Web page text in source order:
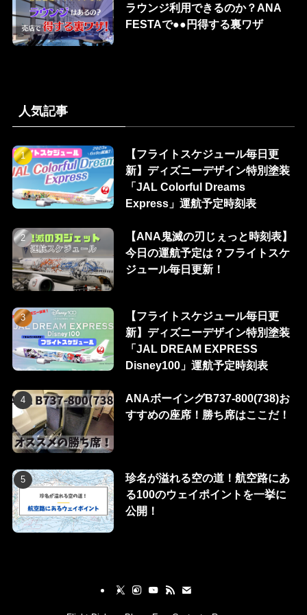
ラウンジ利用できるのか？ANA
FESTAで●●円得する裏ワザ
人気記事
【フライトスケジュール毎日更
新】ディズニーデザイン特別塗装
「JAL Colorful Dreams
Express」運航予定時刻表
【ANA鬼滅の刃じぇっと時刻表】
今日の運航予定は？フライトスケ
ジュール毎日更新！
【フライトスケジュール毎日更
新】ディズニーデザイン特別塗装
「JAL DREAM EXPRESS
Disney100」運航予定時刻表
ANAボーイングB737-800(738)お
すすめの座席！勝ち席はここだ！
珍名が溢れる空の道！航空路にあ
る100のウェイポイントを一挙に
公開！